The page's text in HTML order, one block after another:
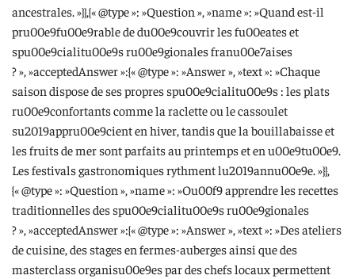
ancestrales. »}},{« @type »: »Question », »name »: »Quand est-il
pru00e9fu00e9rable de du00e9couvrir les fu00eates et
spu00e9cialitu00e9s ru00e9gionales franu00e7aises
? », »acceptedAnswer »:{« @type »: »Answer », »text »: »Chaque
saison dispose de ses propres spu00e9cialitu00e9s : les plats
ru00e9confortants comme la raclette ou le cassoulet
su2019appru00e9cient en hiver, tandis que la bouillabaisse et
les fruits de mer sont parfaits au printemps et en u00e9tu00e9.
Les festivals gastronomiques rythment lu2019annu00e9e. »}},
{« @type »: »Question », »name »: »Ou00f9 apprendre les recettes
traditionnelles des spu00e9cialitu00e9s ru00e9gionales
? », »acceptedAnswer »:{« @type »: »Answer », »text »: »Des ateliers
de cuisine, des stages en fermes-auberges ainsi que des
masterclass organisu00e9es par des chefs locaux permettent